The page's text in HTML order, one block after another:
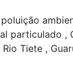
particulado ,
Rio Tiete ,